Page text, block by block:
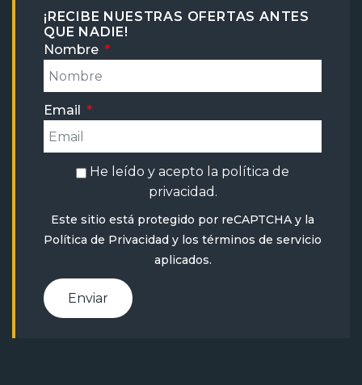
¡RECIBE NUESTRAS OFERTAS ANTES
QUE NADIE!
Nombre
Email
He leído y acepto la política de
privacidad .
Este sitio está protegido por reCAPTCHA y la
Política de Privacidad y los términos de servicio
aplicados.
Enviar